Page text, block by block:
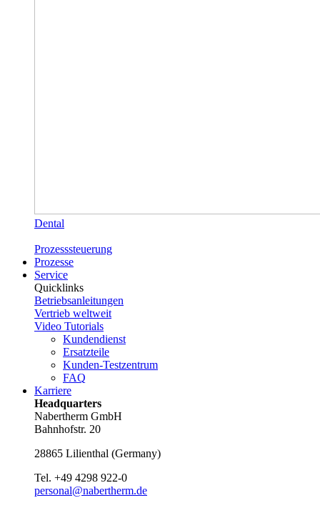
Dental
Prozesssteuerung
Prozesse
Service
Quicklinks
Betriebsanleitungen
Vertrieb weltweit
Video Tutorials
Kundendienst
Ersatzteile
Kunden-Testzentrum
FAQ
Karriere
Headquarters
Nabertherm GmbH
Bahnhofstr. 20
28865 Lilienthal (Germany)
Tel. +49 4298 922-0
personal@nabertherm.de